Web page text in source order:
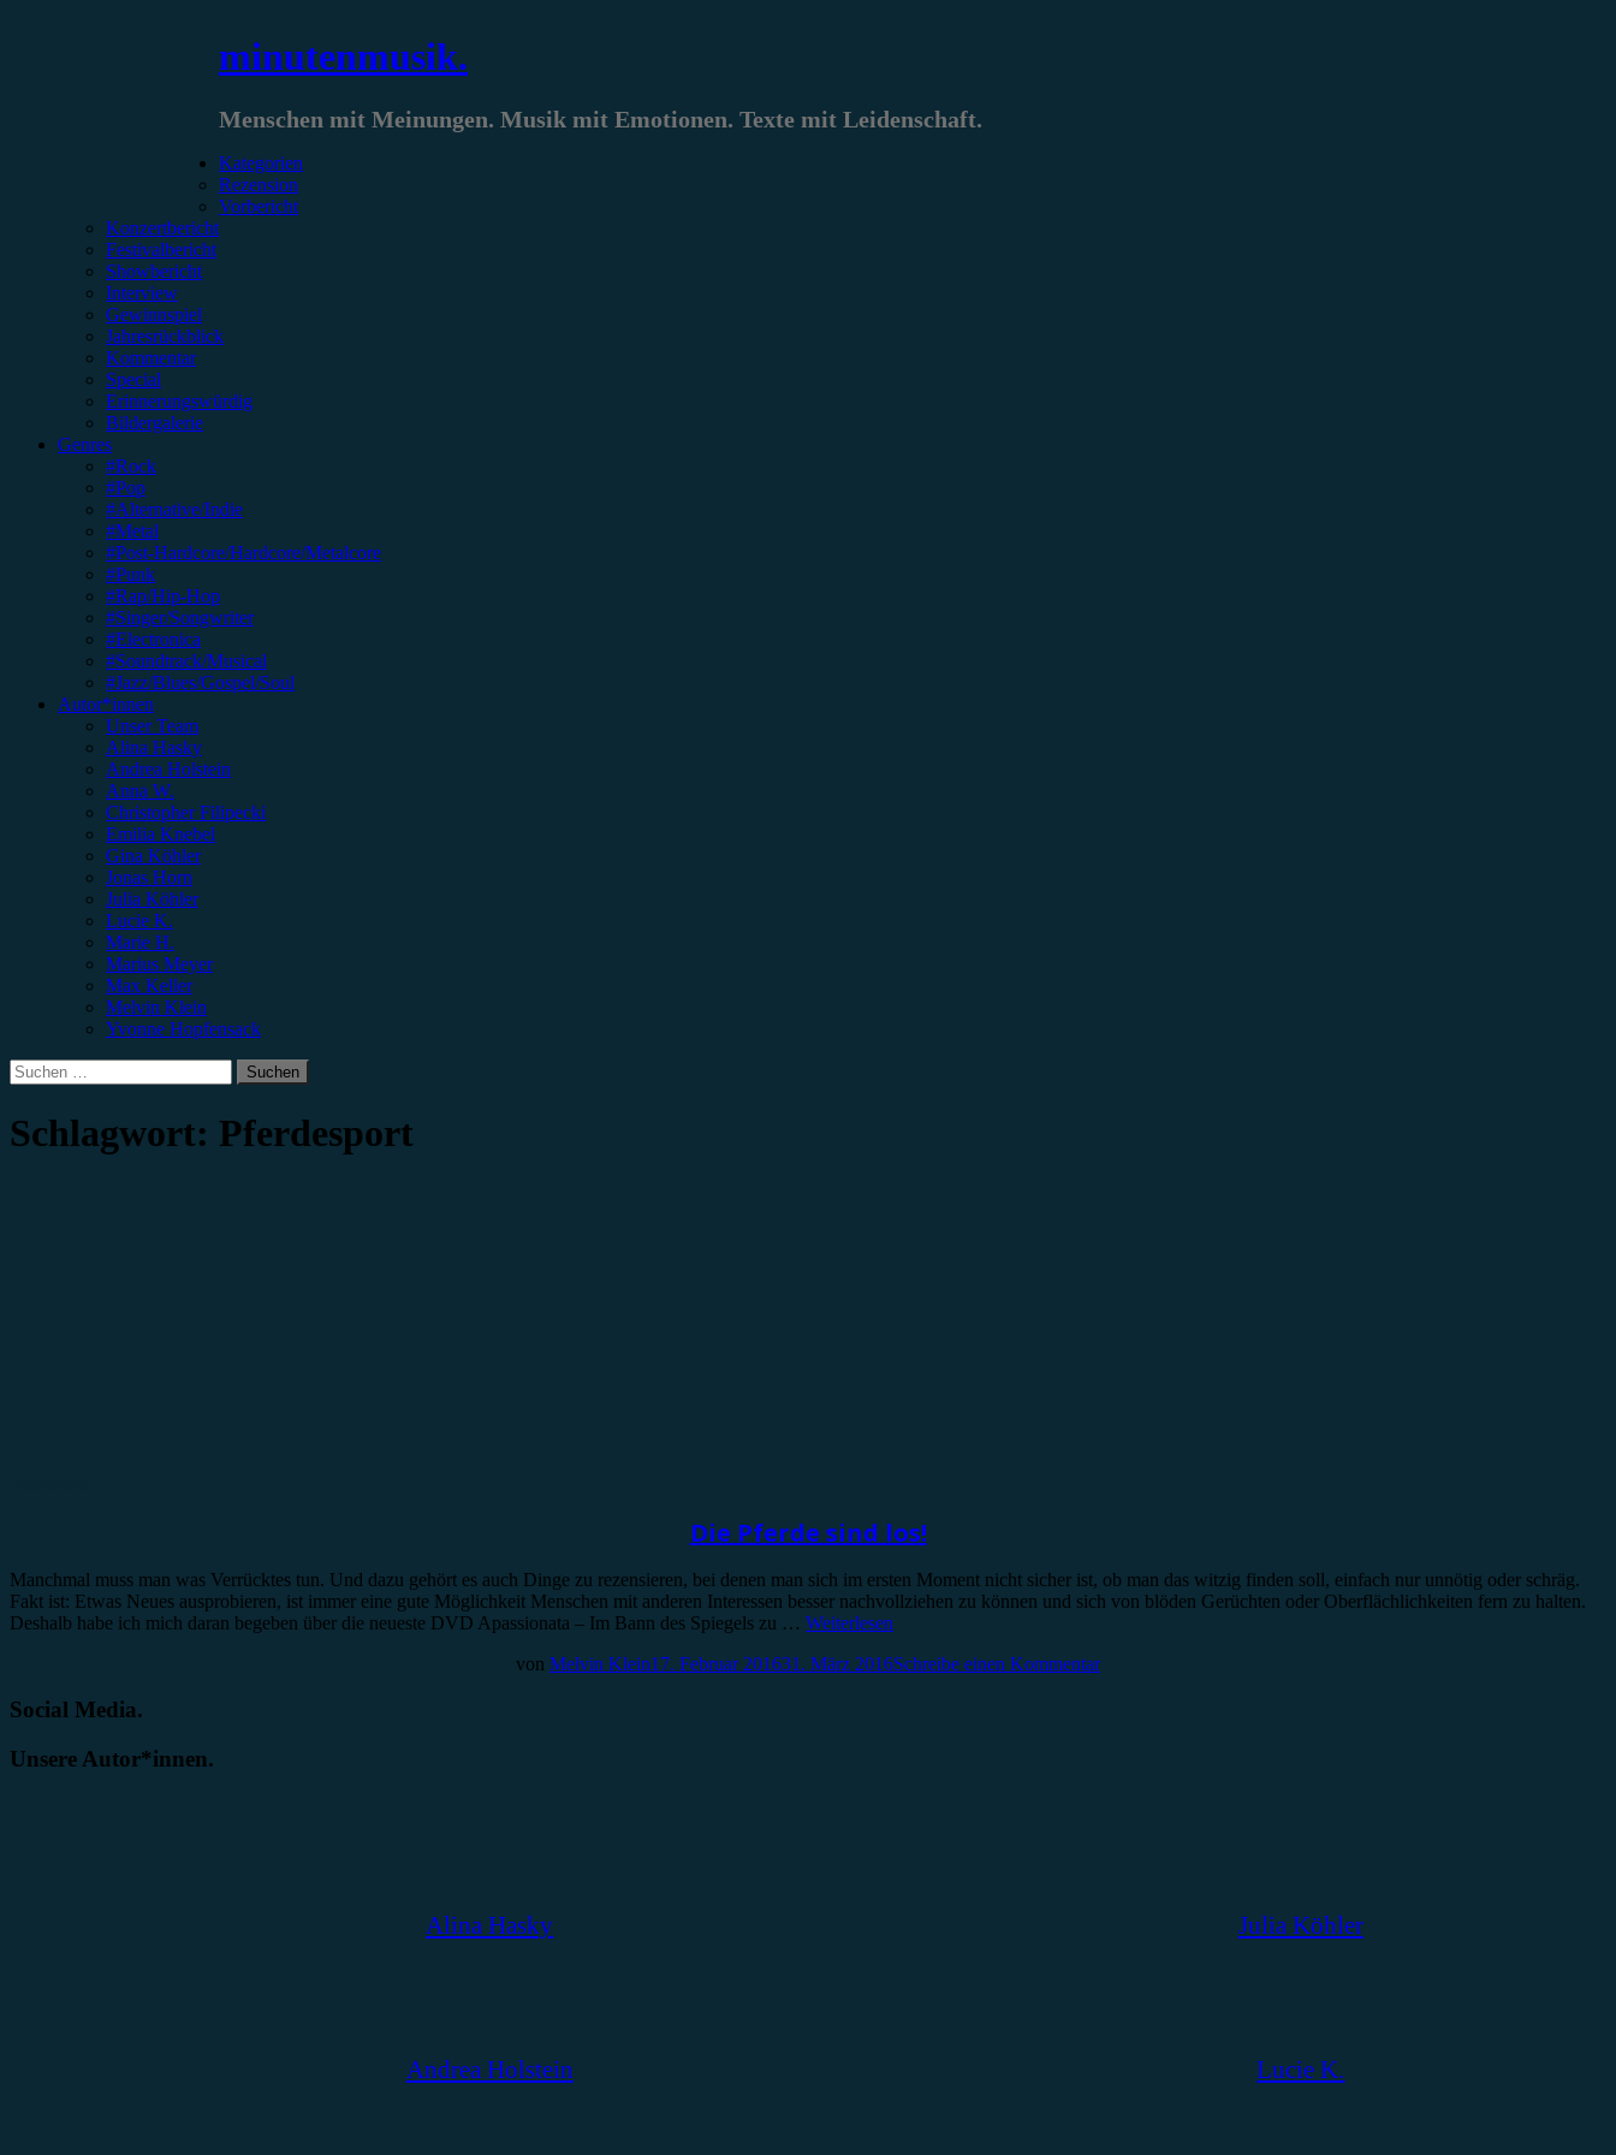
minutenmusik.
Menschen mit Meinungen. Musik mit Emotionen. Texte mit Leidenschaft.
Kategorien
Rezension
Vorbericht
Konzertbericht
Festivalbericht
Showbericht
Interview
Gewinnspiel
Jahresrückblick
Kommentar
Special
Erinnerungswürdig
Bildergalerie
Genres
#Rock
#Pop
#Alternative/Indie
#Metal
#Post-Hardcore/Hardcore/Metalcore
#Punk
#Rap/Hip-Hop
#Singer/Songwriter
#Electronica
#Soundtrack/Musical
#Jazz/Blues/Gospel/Soul
Autor*innen
Unser Team
Alina Hasky
Andrea Holstein
Anna W.
Christopher Filipecki
Emilia Knebel
Gina Köhler
Jonas Horn
Julia Köhler
Lucie K.
Marie H.
Marius Meyer
Max Keller
Melvin Klein
Yvonne Hopfensack
Suchen
nach:
Schlagwort: Pferdesport
Die Pferde sind los!
Manchmal muss man was Verrücktes tun. Und dazu gehört es auch Dinge zu rezensieren, bei denen man sich im ersten Moment nicht sicher ist, ob man das witzig finden soll, einfach nur unnötig oder schräg.
Fakt ist: Etwas Neues ausprobieren, ist immer eine gute Möglichkeit Menschen mit anderen Interessen besser nachvollziehen zu können und sich von blöden Gerüchten oder Oberflächlichkeiten fern zu halten.
Deshalb habe ich mich daran begeben über die neueste DVD Apassionata – Im Bann des Spiegels zu … Weiterlesen
von Melvin Klein17. Februar 201631. März 2016Schreibe einen Kommentar
Social Media.
Unsere Autor*innen.
Alina Hasky
Andrea Holstein
Julia Köhler
Lucie K.